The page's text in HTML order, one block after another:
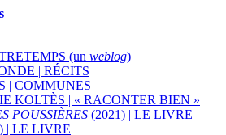
(un weblog)
| RÉCITS
| COMMUNES
KOLTÈS | « RACONTER BIEN »
POUSSIÈRES (2021) | LE LIVRE
| LE LIVRE